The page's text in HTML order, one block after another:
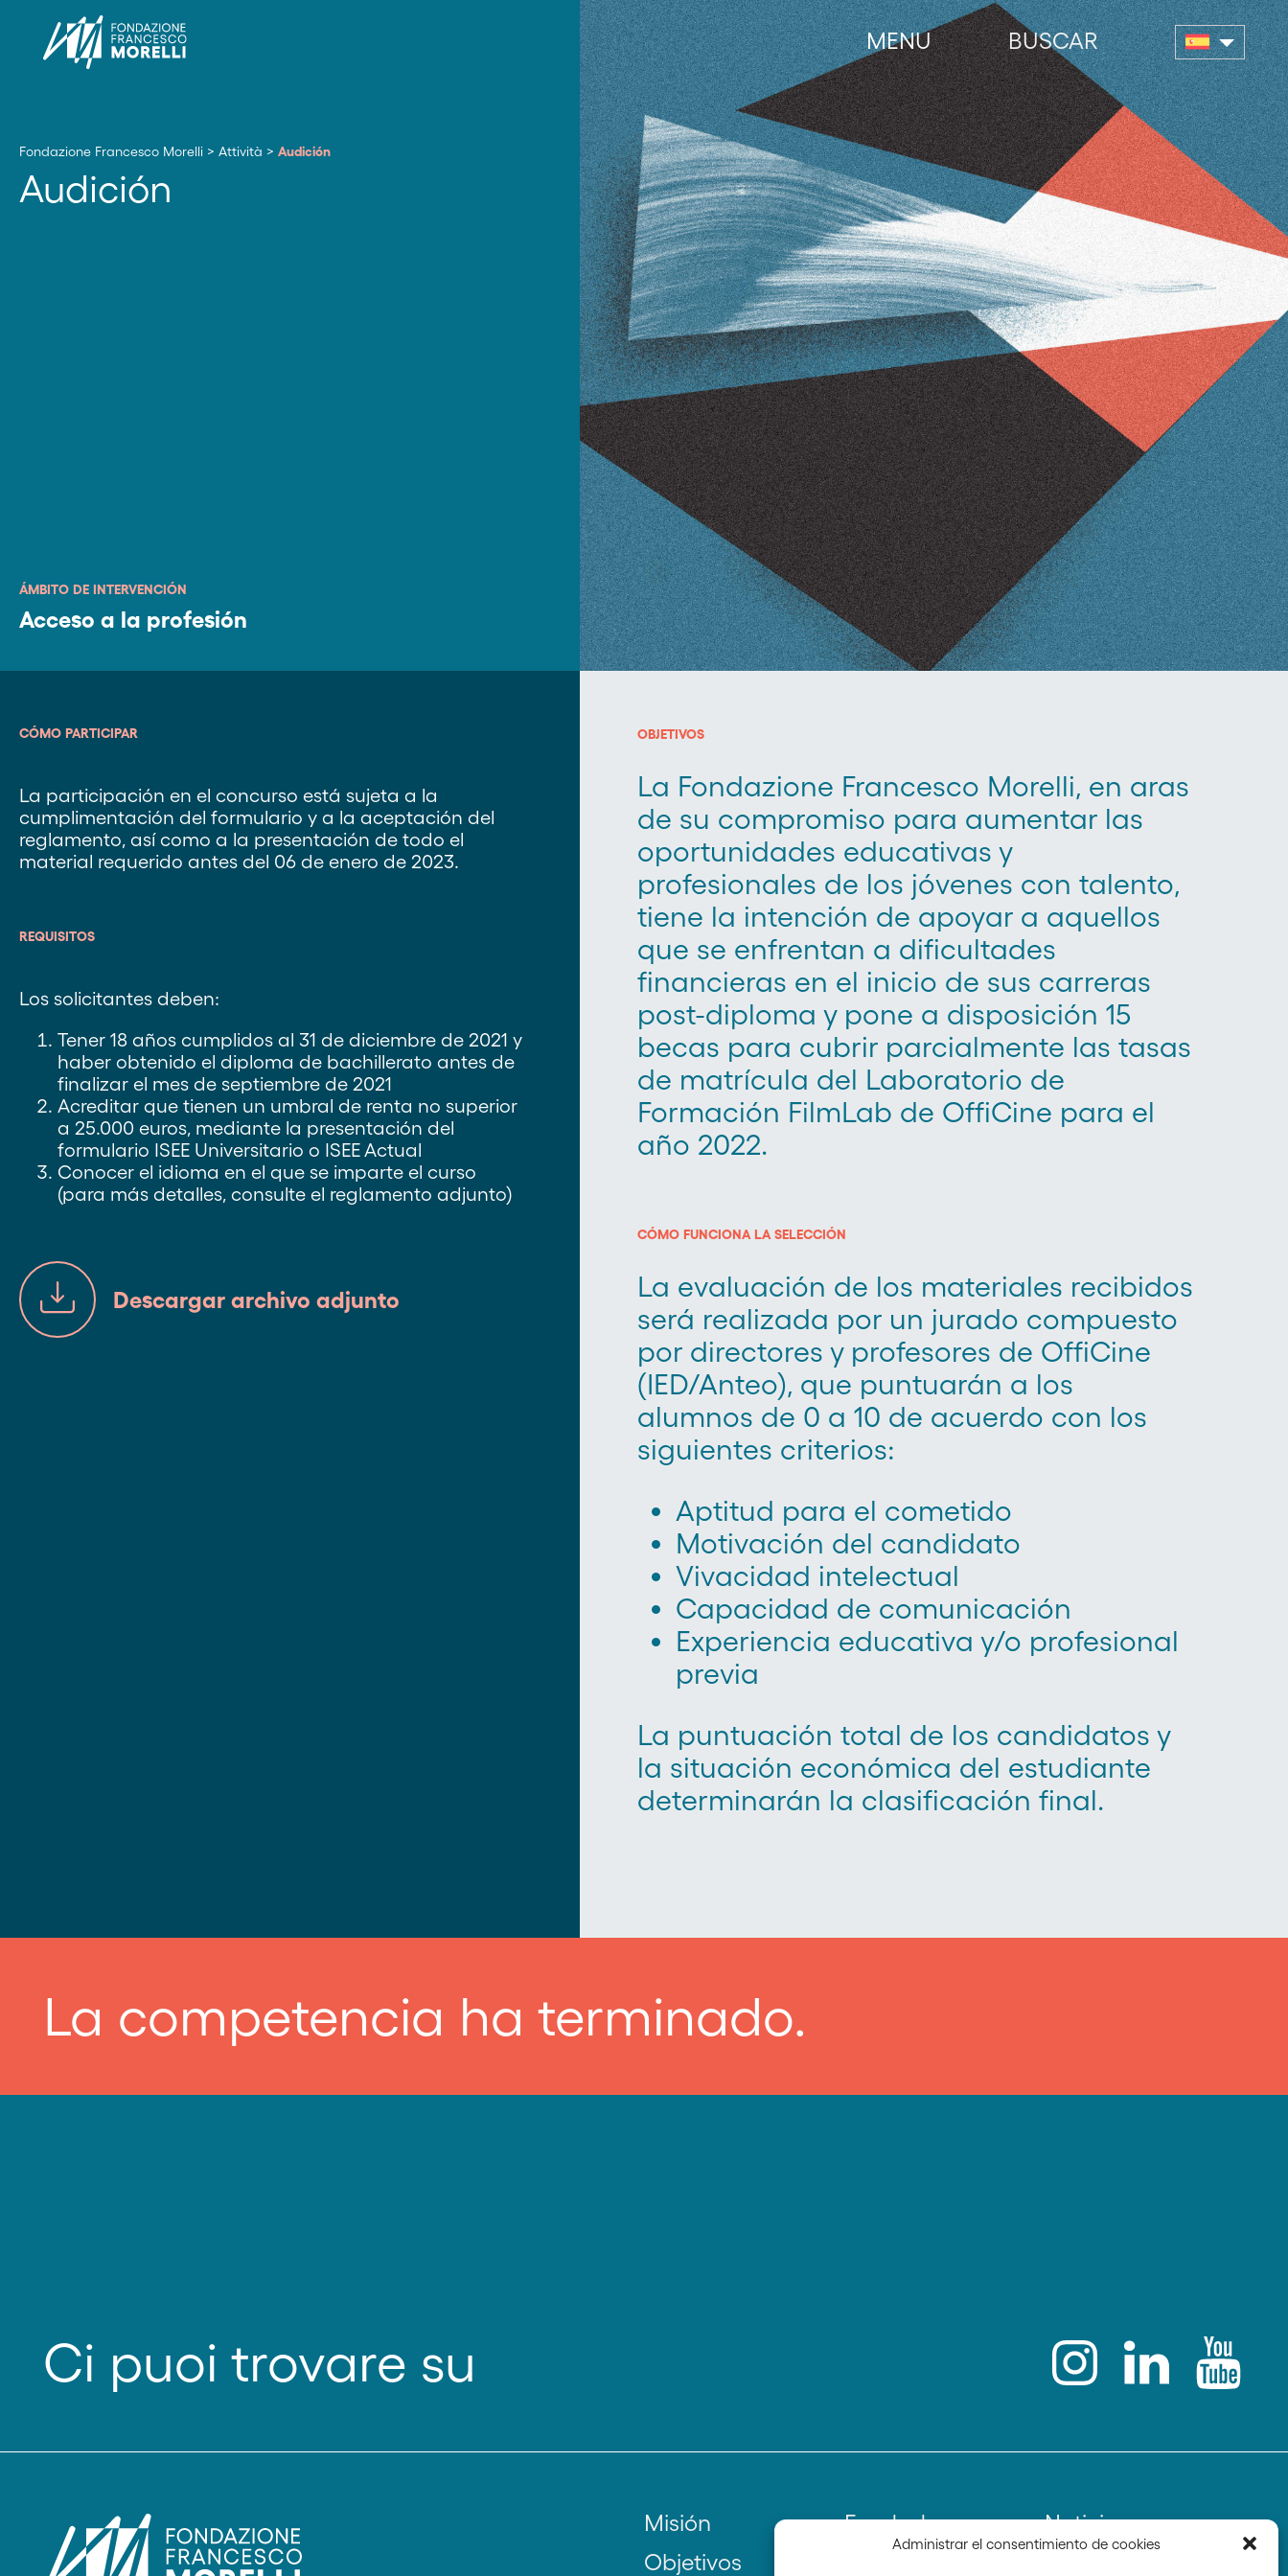
Administrar el consentimiento de cookies
MENU BUSCAR
Fondazione Francesco Morelli > Attività > Audición
Audición
ÁMBITO DE INTERVENCIÓN
Acceso a la profesión
CÓMO PARTICIPAR
La participación en el concurso está sujeta a la
cumplimentación del formulario y a la aceptación del
reglamento, así como a la presentación de todo el
material requerido antes del 06 de enero de 2023.
REQUISITOS
Los solicitantes deben:
Tener 18 años cumplidos al 31 de diciembre de 2021 y
haber obtenido el diploma de bachillerato antes de
finalizar el mes de septiembre de 2021
Acreditar que tienen un umbral de renta no superior
a 25.000 euros, mediante la presentación del
formulario ISEE Universitario o ISEE Actual
Conocer el idioma en el que se imparte el curso
(para más detalles, consulte el reglamento adjunto)
Descargar archivo adjunto
OBJETIVOS
La Fondazione Francesco Morelli, en aras
de su compromiso para aumentar las
oportunidades educativas y
profesionales de los jóvenes con talento,
tiene la intención de apoyar a aquellos
que se enfrentan a dificultades
financieras en el inicio de sus carreras
post-diploma y pone a disposición 15
becas para cubrir parcialmente las tasas
de matrícula del Laboratorio de
Formación FilmLab de OffiCine para el
año 2022.
CÓMO FUNCIONA LA SELECCIÓN
La evaluación de los materiales recibidos
será realizada por un jurado compuesto
por directores y profesores de OffiCine
(IED/Anteo), que puntuarán a los
alumnos de 0 a 10 de acuerdo con los
siguientes criterios:
Aptitud para el cometido
Motivación del candidato
Vivacidad intelectual
Capacidad de comunicación
Experiencia educativa y/o profesional
previa
La puntuación total de los candidatos y
la situación económica del estudiante
determinarán la clasificación final.
La competencia ha terminado.
Ci puoi trovare su
Misión
Objetivos
Fundador
Noticias